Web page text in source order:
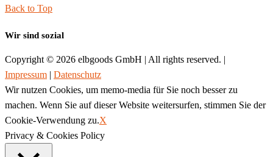
Back to Top
Wir sind sozial
Copyright © 2026 elbgoods GmbH | All rights reserved. |
Impressum | Datenschutz
Wir nutzen Cookies, um memo-media für Sie noch besser zu
machen. Wenn Sie auf dieser Website weitersurfen, stimmen Sie der
Cookie-Verwendung zu.X
Privacy & Cookies Policy